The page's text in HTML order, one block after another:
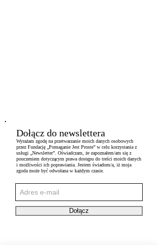
Dołącz do newslettera
Wyrażam zgodę na przetwarzanie moich danych osobowych
przez Fundację „Pomaganie Jest Proste” w celu korzystania z
usługi „Newsletter”. Oświadczam, że zapoznałem/am się z
pouczeniem dotyczącym prawa dostępu do treści moich danych
i możliwości ich poprawiania. Jestem świadom/a, iż moja
zgoda może być odwołana w każdym czasie.
Dołącz